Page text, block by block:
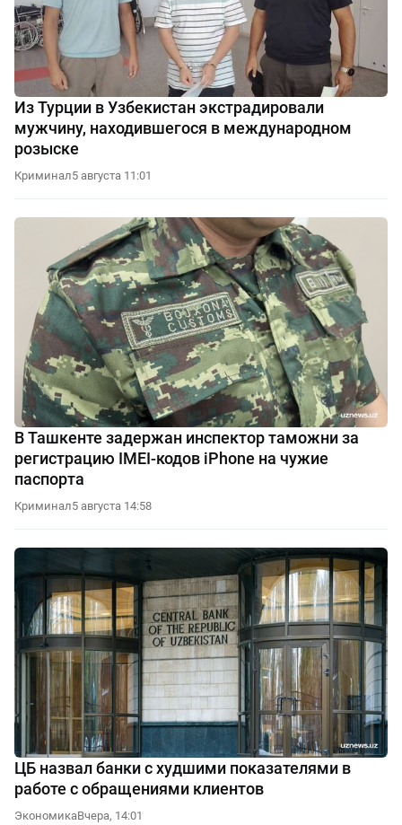
Из Турции в Узбекистан экстрадировали
мужчину, находившегося в международном
розыске
Криминал5 августа 11:01
В Ташкенте задержан инспектор таможни за
регистрацию IMEI-кодов iPhone на чужие
паспорта
Криминал5 августа 14:58
ЦБ назвал банки с худшими показателями в
работе с обращениями клиентов
ЭкономикаВчера, 14:01